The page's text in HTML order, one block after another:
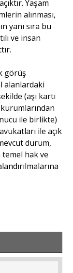
Yaşam
alınması,
yanı sıra bu
ve insan
görüş
alanlardaki
(aşı kartı
ile birlikte)
ile açık
durum,
temel hak ve